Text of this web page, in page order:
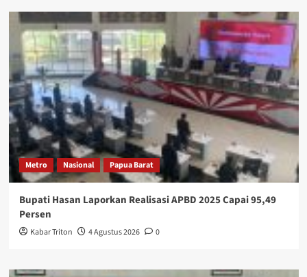
Metro Nasional Papua Barat
Bupati Hasan Laporkan Realisasi APBD 2025 Capai 95,49
Persen
Kabar Triton 4 Agustus 2026 0